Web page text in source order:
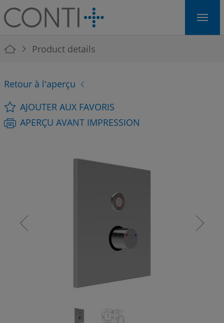
Skip to main navigation
Skip to main content
Skip to page footer
You are here:
Product details
Retour à l'aperçu
AJOUTER AUX FAVORIS
APERÇU AVANT IMPRESSION